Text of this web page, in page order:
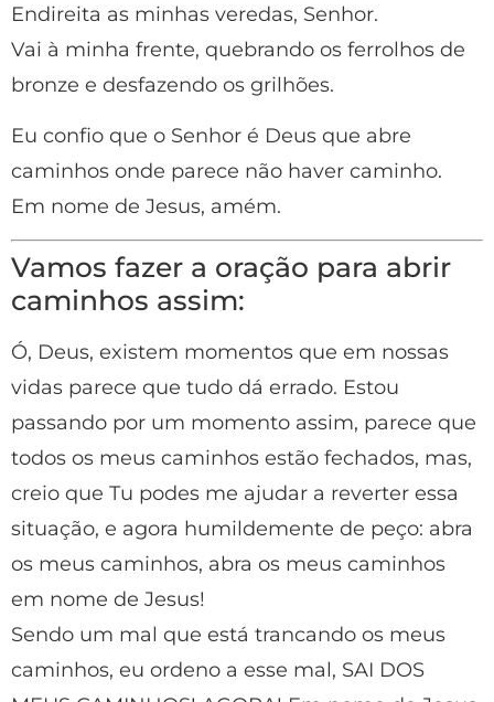
Endireita as minhas veredas, Senhor.
Vai à minha frente, quebrando os ferrolhos de
bronze e desfazendo os grilhões.
Eu confio que o Senhor é Deus que abre
caminhos onde parece não haver caminho.
Em nome de Jesus, amém.
Vamos fazer a oração para abrir
caminhos assim:
Ó, Deus, existem momentos que em nossas
vidas parece que tudo dá errado. Estou
passando por um momento assim, parece que
todos os meus caminhos estão fechados, mas,
creio que Tu podes me ajudar a reverter essa
situação, e agora humildemente de peço: abra
os meus caminhos, abra os meus caminhos
em nome de Jesus!
Sendo um mal que está trancando os meus
caminhos, eu ordeno a esse mal, SAI DOS